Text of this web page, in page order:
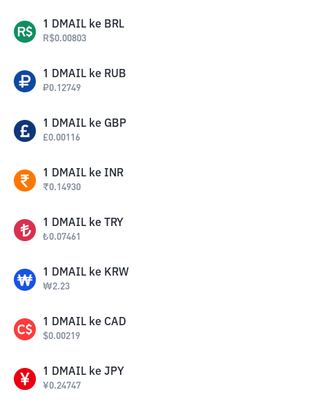
1 DMAIL ke BRL
R$0.00803
1 DMAIL ke RUB
₽0.12749
1 DMAIL ke GBP
£0.00116
1 DMAIL ke INR
₹0.14930
1 DMAIL ke TRY
₺0.07461
1 DMAIL ke KRW
₩2.23
1 DMAIL ke CAD
$0.00219
1 DMAIL ke JPY
¥0.24747